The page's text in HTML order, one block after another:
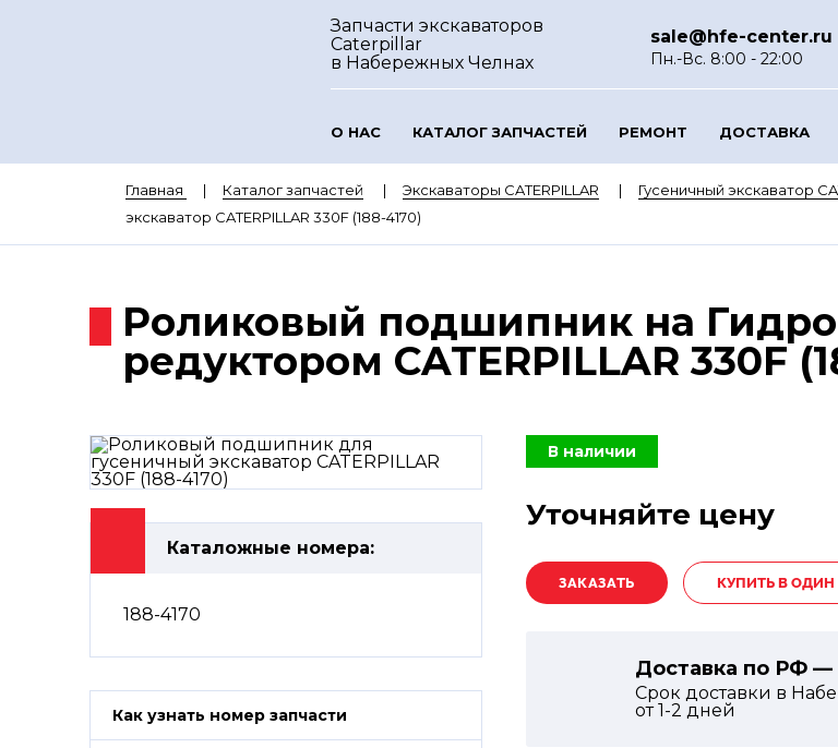
Запчасти экскаваторов
Caterpillar
в Набережных Челнах
sale@hfe-center.ru
Пн.-Вс. 8:00 - 22:00
О НАС КАТАЛОГ ЗАПЧАСТЕЙ РЕМОНТ ДОСТАВКА
Главная Каталог запчастей Экскаваторы CATERPILLAR Гусеничный экскаватор
экскаватор CATERPILLAR 330F (188-4170)
Роликовый подшипник на
редуктором CATERPILLAR 330F
Каталожные номера:
188-4170
Как узнать номер запчасти
В наличии
Уточняйте цену
КУПИТЬ В ОДИН
Доставка по РФ
Срок доставки в
от1-2 дней